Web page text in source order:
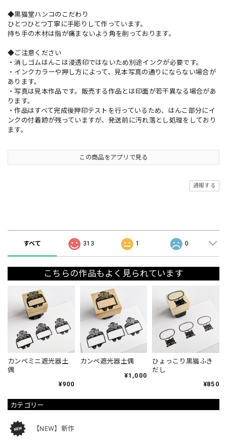
カテゴリー
【NEW】新作
◆黒猫堂ハンコのこだわり
ひとつひとつ丁寧に手彫りして作っています。
持ち手の木材は指が痛まないよう角を削っております。
◆ご注意ください
・消しゴムはんこは浸透印ではないため別途インクが必要です。
・インクカラーや押し方によって、見本写真の通りにならない場合が
あります。
・写真は見本作品です。販売する作品とは印面が若干異なる場合があ
ります。
・作品はすべて完成後押印テストを行っているため、はんこ部分にイ
ンクの付着跡が残っていますが、発送前に汚れ落とし処理をしており
ます。
この商品をアプリで見る
通報する
すべて 313 1 0
こちらの作品もよく見られています
カンペミニ遮光器土
偶
¥900
カンペ遮光器土偶
¥1,000
ひょっこり黒猫ふき
だし
¥850